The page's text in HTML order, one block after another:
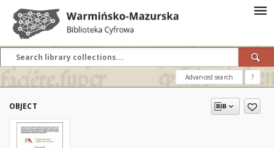
Advanced search ?
OBJECT